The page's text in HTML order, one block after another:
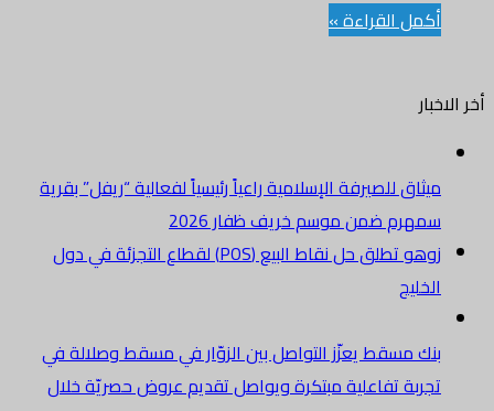
أكمل القراءة »
أخر الاخبار
ميثاق للصيرفة الإسلامية راعياً رئيسياً لفعالية “ريفل” بقرية
سمهرم ضمن موسم خريف ظفار 2026
زوهو تطلق حل نقاط البيع (POS) لقطاع التجزئة في دول
الخليج
بنك مسقط يعزّز التواصل بين الزوّار في مسقط وصلالة في
تجربة تفاعلية مبتكرة ويواصل تقديم عروض حصريّة خلال